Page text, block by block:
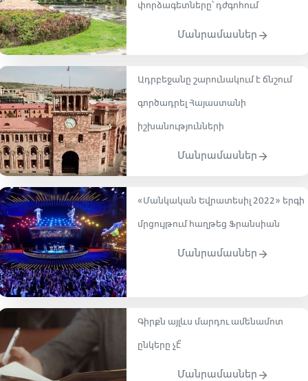
փորձագետները՝ դժգոհում
Մանրամասներ
Ադրբեջանը շարունակում է ճնշում
գործադրել Հայաստանի
իշխանությունների
Մանրամասներ
«Մանկական Եվրատեսիլ 2022» երգի
մրցույթում հաղթեց Ֆրանսիան
Մանրամասներ
Գիրքն այլևս մարդու ամենամոտ
ընկերը չէ՞
Մանրամասներ